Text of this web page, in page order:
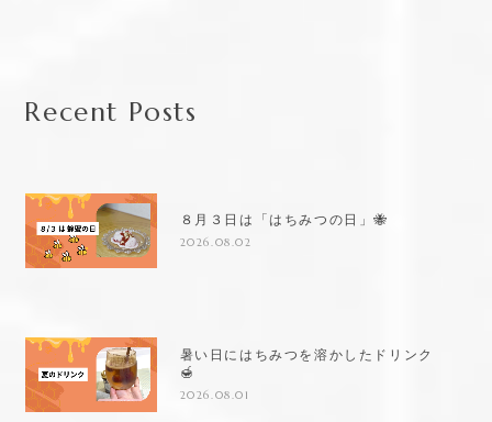
Recent Posts
８月３日は「はちみつの日」🐝
2026.08.02
暑い日にはちみつを溶かしたドリンク
🍯
2026.08.01